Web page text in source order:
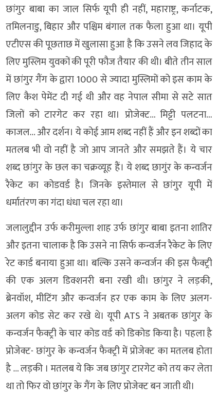
छांगुर बाबा का जाल सिर्फ यूपी ही नहीं, महाराष्ट्र, कर्नाटक,
तमिलनाडु, बिहार और पश्चिम बंगाल तक फैला हुआ था। यूपी
एटीएस की पूछताछ में खुलासा हुआ है कि उसने लव जिहाद के
लिए मुस्लिम युवकों की पूरी फौज तैयार की थी। बीते तीन साल
में छांगुर गैंग के द्वारा 1000 से ज्यादा मुस्लिमों को इस काम के
लिए कैश पेमेंट दी गई थी और वह नेपाल सीमा से सटे सात
जिलों को टारगेट कर रहा था। प्रोजेक्ट… मिट्टी पलटना…
काजल… और दर्शन। ये कोई आम शब्द नहीं हैं और इन शब्दों का
मतलब भी वो नहीं है जो आप जानते और समझते हैं। ये चार
शब्द छांगुर के छल का चक्रव्यूह हैं। ये शब्द छागुंर के कन्वर्जन
रैकेट का कोडवर्ड है। जिनके इस्तेमाल से छांगुर यूपी में
धर्मातंरण का गंदा धंधा चल रहा था।
जलालुद्दीन उर्फ करीमुल्ला शाह उर्फ छांगुर बाबा इतना शातिर
और इतना चालाक है कि उसने ना सिर्फ कन्वर्जन रैकेट के लिए
रेट कार्ड बनाया हुआ था। बल्कि उसने कन्वर्जन की इस फैक्ट्री
की एक अलग डिक्शनरी बना रखी थी। छांगुर ने लड़की,
ब्रेनवॉश, मीटिंग और कन्वर्जन हर एक काम के लिए अलग-
अलग कोड सेट कर रखे थे। यूपी ATS ने अबतक छांगुर के
कन्वर्जन फैक्ट्री के चार कोड वर्ड को डिकोड किया है। पहला है
प्रोजेक्ट- छांगुर के कन्वर्जन फैक्ट्री में प्रोजेक्ट का मतलब होता
है … लड़की । मतलब ये कि जब छांगुर टारगेट को तय कर लेता
था तो फिर वो छांगुर के गैंग के लिए प्रोजेक्ट बन जाती थी।